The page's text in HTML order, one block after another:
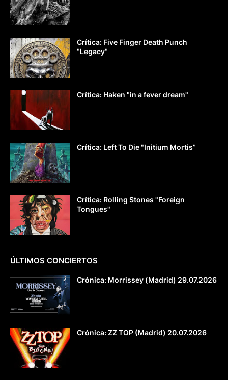
Crítica: Five Finger Death Punch
"Legacy"
Crítica: Haken "in a fever dream"
Crítica: Left To Die "Initium Mortis”
Crítica: Rolling Stones "Foreign
Tongues"
ÚLTIMOS CONCIERTOS
Crónica: Morrissey (Madrid) 29.07.2026
Crónica: ZZ TOP (Madrid) 20.07.2026